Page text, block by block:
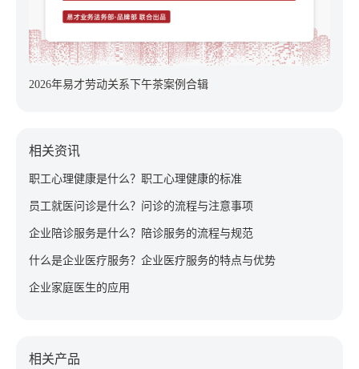
2026年易才劳动关系下午茶案例合辑
相关资讯
职工心理健康是什么？职工心理健康的标准
员工就医问诊是什么？问诊的流程与注意事项
企业陪诊服务是什么？陪诊服务的流程与规范
什么是企业医疗服务？企业医疗服务的特点与优势
企业家庭医生的应用
相关产品